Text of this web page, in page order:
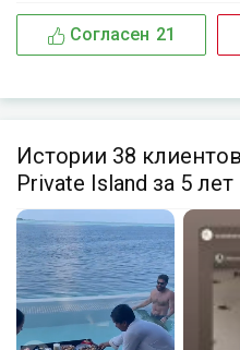
Согласен 21
Истории 38
Private Island за 5 лет